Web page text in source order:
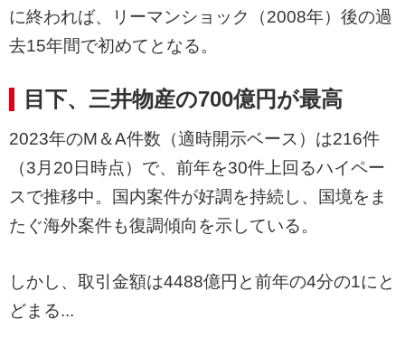
に終われば、リーマンショック（2008年）後の過
去15年間で初めてとなる。
目下、三井物産の700億円が最高
2023年のM＆A件数（適時開示ベース）は216件
（3月20日時点）で、前年を30件上回るハイペー
スで推移中。国内案件が好調を持続し、国境をま
たぐ海外案件も復調傾向を示している。
しかし、取引金額は4488億円と前年の4分の1にと
どまる...